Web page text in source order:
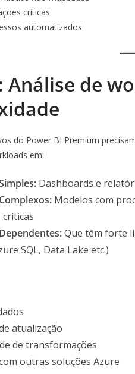
críticas
automatizados
Análise de
do Power BI Premium
em:
Dashboards e
Modelos com
Que têm forte
SQL, Data Lake etc.)
atualização
de transformações
outras soluções Azure